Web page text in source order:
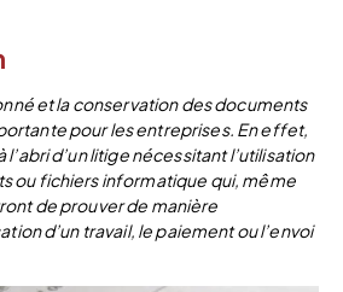
et la conservation des documents
pour les entreprises. En effet,
l’abri d’un litige nécessitant l’utilisation
ou fichiers informatique qui, même
de prouver de manière
d’un travail, le paiement ou l’envoi